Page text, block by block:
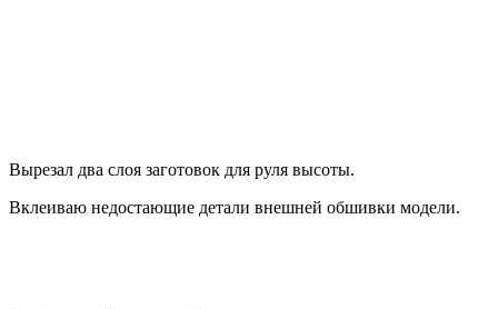
Вырезал два слоя заготовок для руля высоты.
Вклеиваю недостающие детали внешней обшивки модели.